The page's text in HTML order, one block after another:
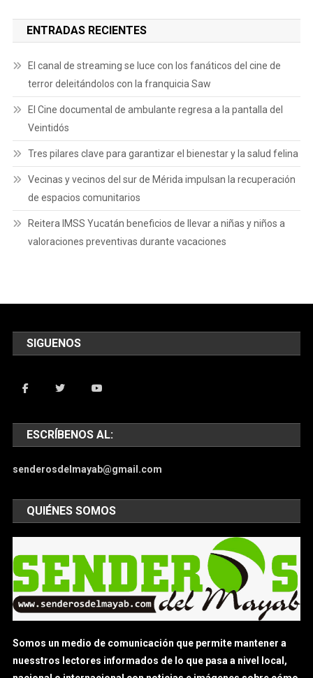
ENTRADAS RECIENTES
El canal de streaming se luce con los fanáticos del cine de
terror deleitándolos con la franquicia Saw
El Cine documental de ambulante regresa a la pantalla del
Veintidós
Tres pilares clave para garantizar el bienestar y la salud felina
Vecinas y vecinos del sur de Mérida impulsan la recuperación
de espacios comunitarios
Reitera IMSS Yucatán beneficios de llevar a niñas y niños a
valoraciones preventivas durante vacaciones
SIGUENOS
ESCRÍBENOS AL:
senderosdelmayab@gmail.com
QUIÉNES SOMOS
Somos un medio de comunicación que permite mantener a
nuesstros lectores informados de lo que pasa a nivel local,